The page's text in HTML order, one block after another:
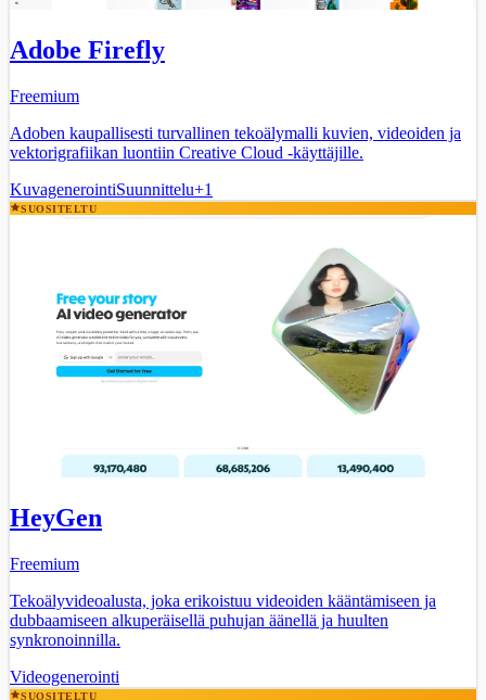
Adobe Firefly
Freemium
Adoben kaupallisesti turvallinen tekoälymalli kuvien, videoiden ja
vektorigrafiikan luontiin Creative Cloud -käyttäjille.
KuvagenerointiSuunnittelu+1
SUOSITELTU
HeyGen
Freemium
Tekoälyvideoalusta, joka erikoistuu videoiden kääntämiseen ja
dubbaamiseen alkuperäisellä puhujan äänellä ja huulten
synkronoinnilla.
Videogenerointi
SUOSITELTU